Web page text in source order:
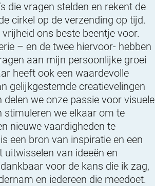
die vragen stelden en rekent de
cirkel op de verzending op tijd.
ons beste beentje voor.
– en de twee hiervoor- hebben
aan mijn persoonlijke groei
heeft ook een waardevolle
gelijkgestemde creatievelingen
we onze passie voor visuele
stimuleren we elkaar om te
nieuwe vaardigheden te
een bron van inspiratie en een
van ideeën en
voor de kans die ik zag,
en iedereen die meedoet.